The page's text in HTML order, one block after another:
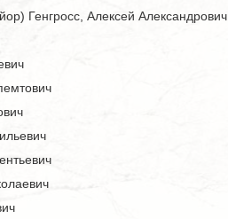
Генгросс, Алексей Александрович